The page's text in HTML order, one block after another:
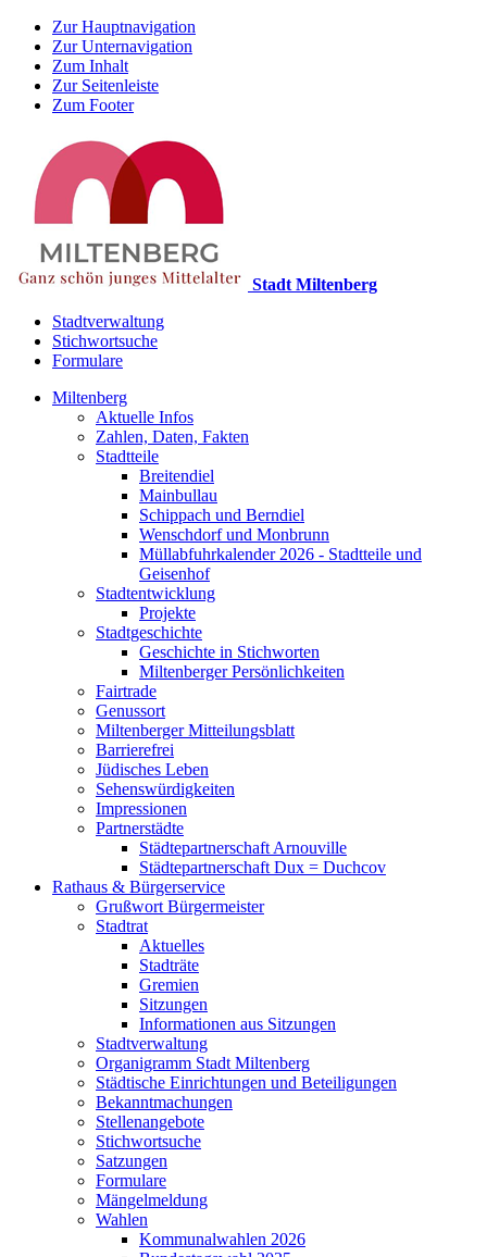
Zur Hauptnavigation
Zur Unternavigation
Zum Inhalt
Zur Seitenleiste
Zum Footer
Stadt Miltenberg
Stadtverwaltung
Stichwortsuche
Formulare
Miltenberg
Aktuelle Infos
Zahlen, Daten, Fakten
Stadtteile
Breitendiel
Mainbullau
Schippach und Berndiel
Wenschdorf und Monbrunn
Müllabfuhrkalender 2026 - Stadtteile und
Geisenhof
Stadtentwicklung
Projekte
Stadtgeschichte
Geschichte in Stichworten
Miltenberger Persönlichkeiten
Fairtrade
Genussort
Miltenberger Mitteilungsblatt
Barrierefrei
Jüdisches Leben
Sehenswürdigkeiten
Impressionen
Partnerstädte
Städtepartnerschaft Arnouville
Städtepartnerschaft Dux = Duchcov
Rathaus & Bürgerservice
Grußwort Bürgermeister
Stadtrat
Aktuelles
Stadträte
Gremien
Sitzungen
Informationen aus Sitzungen
Stadtverwaltung
Organigramm Stadt Miltenberg
Städtische Einrichtungen und Beteiligungen
Bekanntmachungen
Stellenangebote
Stichwortsuche
Satzungen
Formulare
Mängelmeldung
Wahlen
Kommunalwahlen 2026